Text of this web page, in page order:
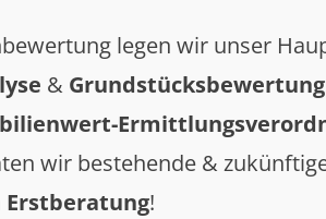
legen wir unser
& Grundstücksbewertung
wir bestehende &
Erstberatung!